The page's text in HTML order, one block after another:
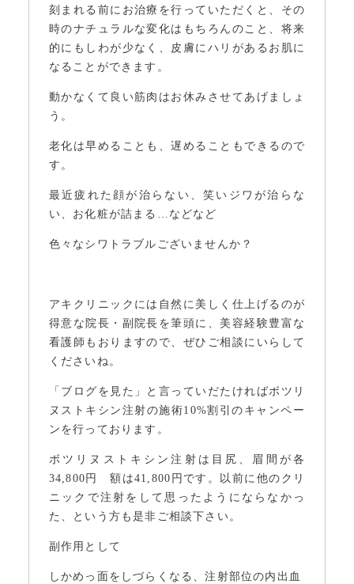
刻まれる前にお治療を行っていただくと、その
時のナチュラルな変化はもちろんのこと、将来
的にもしわが少なく、皮膚にハリがあるお肌に
なることができます。
動かなくて良い筋肉はお休みさせてあげましょ
う。
老化は早めることも、遅めることもできるので
す。
最近疲れた顔が治らない、笑いジワが治らな
い、お化粧が詰まる…などなど
色々なシワトラブルございませんか？
アキクリニックには自然に美しく仕上げるのが
得意な院長・副院長を筆頭に、美容経験豊富な
看護師もおりますので、ぜひご相談にいらして
くださいね。
「ブログを見た」と言っていだたければボツリ
ヌストキシン注射の施術10%割引のキャンペー
ンを行っております。
ボツリヌストキシン注射は目尻、眉間が各
34,800円 額は41,800円です。以前に他のクリ
ニックで注射をして思ったようにならなかっ
た、という方も是非ご相談下さい。
副作用として
しかめっ面をしづらくなる、注射部位の内出血